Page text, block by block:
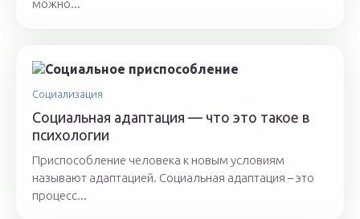
можно...
Социализация
Социальная адаптация — что это такое в
психологии
Приспособление человека к новым условиям
называют адаптацией. Социальная адаптация – это
процесс...